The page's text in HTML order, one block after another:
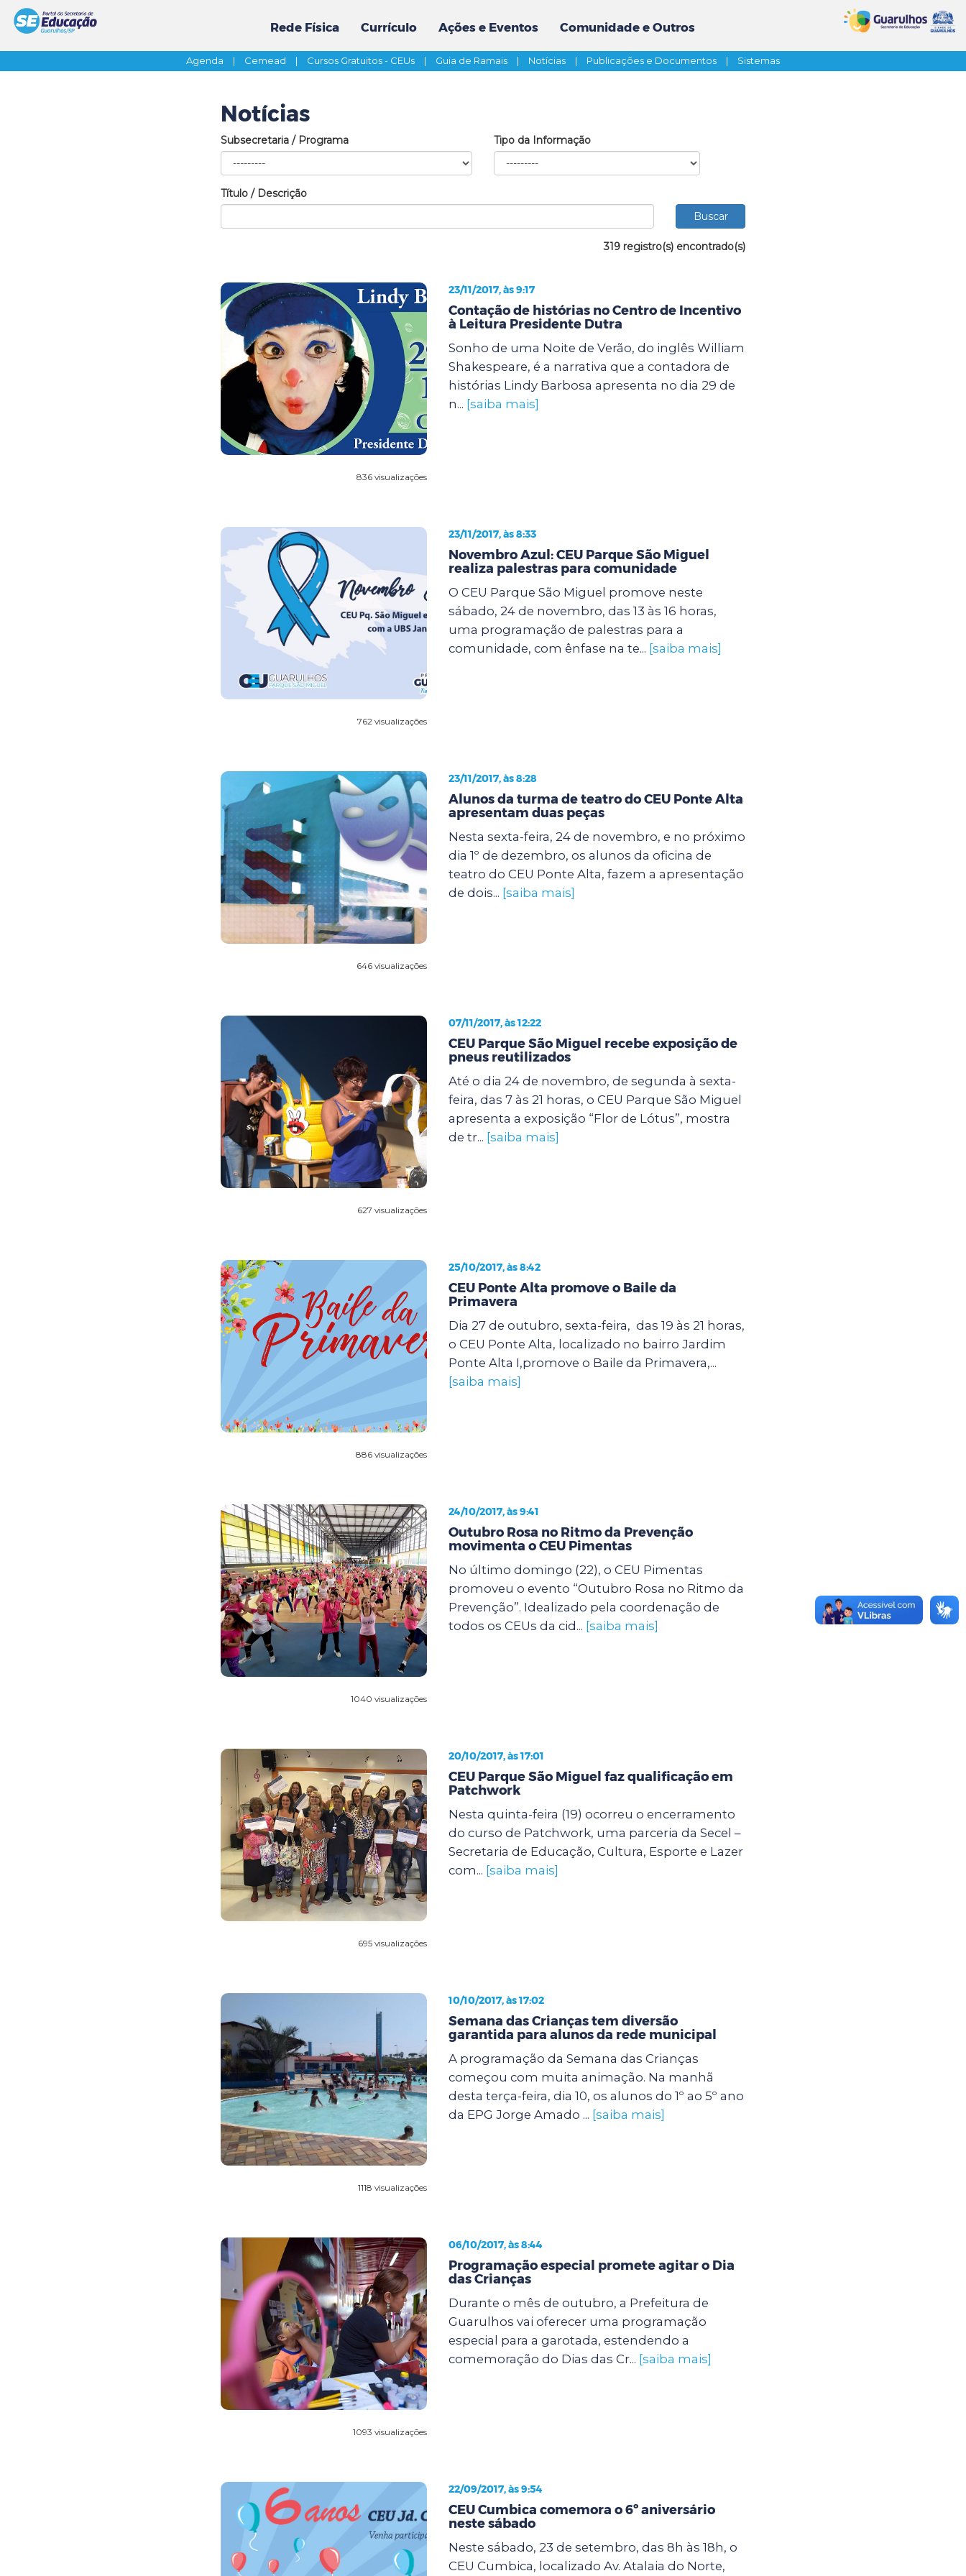
Rede Física Currículo Ações e Eventos Comunidade e Outros
Agenda | Cemead | Cursos Gratuitos - CEUs | Guia de Ramais | Notícias | Publicações e Documentos | Sistemas
Notícias
Subsecretaria / Programa Tipo da Informação
Título / Descrição
319 registro(s) encontrado(s)
836 visualizações
23/11/2017, às 9:17
Contação de histórias no Centro de Incentivo
à Leitura Presidente Dutra
Sonho de uma Noite de Verão, do inglês William
Shakespeare, é a narrativa que a contadora de
histórias Lindy Barbosa apresenta no dia 29 de
n... [saiba mais]
762 visualizações
23/11/2017, às 8:33
Novembro Azul: CEU Parque São Miguel
realiza palestras para comunidade
O CEU Parque São Miguel promove neste
sábado, 24 de novembro, das 13 às 16 horas,
uma programação de palestras para a
comunidade, com ênfase na te... [saiba mais]
646 visualizações
23/11/2017, às 8:28
Alunos da turma de teatro do CEU Ponte Alta
apresentam duas peças
Nesta sexta-feira, 24 de novembro, e no próximo
dia 1º de dezembro, os alunos da oficina de
teatro do CEU Ponte Alta, fazem a apresentação
de dois... [saiba mais]
627 visualizações
07/11/2017, às 12:22
CEU Parque São Miguel recebe exposição de
pneus reutilizados
Até o dia 24 de novembro, de segunda à sexta-
feira, das 7 às 21 horas, o CEU Parque São Miguel
apresenta a exposição “Flor de Lótus”, mostra
de tr... [saiba mais]
886 visualizações
25/10/2017, às 8:42
CEU Ponte Alta promove o Baile da
Primavera
Dia 27 de outubro, sexta-feira, das 19 às 21 horas,
o CEU Ponte Alta, localizado no bairro Jardim
Ponte Alta I,promove o Baile da Primavera,...
[saiba mais]
1040 visualizações
24/10/2017, às 9:41
Outubro Rosa no Ritmo da Prevenção
movimenta o CEU Pimentas
No último domingo (22), o CEU Pimentas
promoveu o evento “Outubro Rosa no Ritmo da
Prevenção”. Idealizado pela coordenação de
todos os CEUs da cid... [saiba mais]
695 visualizações
20/10/2017, às 17:01
CEU Parque São Miguel faz qualificação em
Patchwork
Nesta quinta-feira (19) ocorreu o encerramento
do curso de Patchwork, uma parceria da Secel –
Secretaria de Educação, Cultura, Esporte e Lazer
com... [saiba mais]
1118 visualizações
10/10/2017, às 17:02
Semana das Crianças tem diversão
garantida para alunos da rede municipal
A programação da Semana das Crianças
começou com muita animação. Na manhã
desta terça-feira, dia 10, os alunos do 1º ao 5º ano
da EPG Jorge Amado ... [saiba mais]
1093 visualizações
06/10/2017, às 8:44
Programação especial promete agitar o Dia
das Crianças
Durante o mês de outubro, a Prefeitura de
Guarulhos vai oferecer uma programação
especial para a garotada, estendendo a
comemoração do Dias das Cr... [saiba mais]
22/09/2017, às 9:54
CEU Cumbica comemora o 6º aniversário
neste sábado
Neste sábado, 23 de setembro, das 8h às 18h, o
CEU Cumbica, localizado Av. Atalaia do Norte,